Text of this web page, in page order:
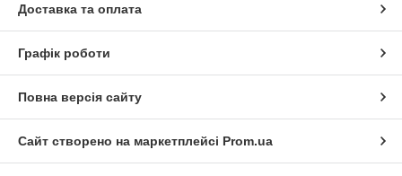
Доставка та оплата
Графік роботи
Повна версія сайту
Сайт створено на маркетплейсі Prom.ua